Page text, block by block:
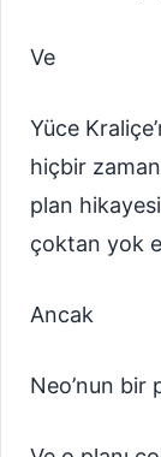
Ve
Yüce
hiçbir
plan
çoktan yok
Ancak
Neo’nun bir